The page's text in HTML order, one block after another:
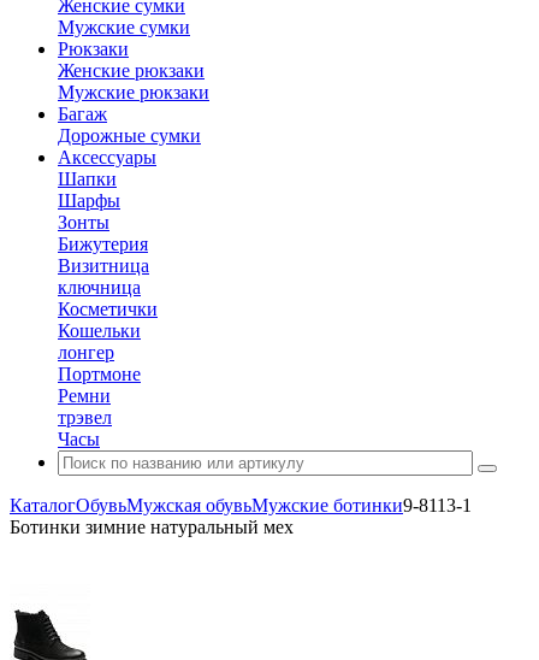
Женские сумки
Мужские сумки
Рюкзаки
Женские рюкзаки
Мужские рюкзаки
Багаж
Дорожные сумки
Аксессуары
Шапки
Шарфы
Зонты
Бижутерия
Визитница
ключница
Косметички
Кошельки
лонгер
Портмоне
Ремни
трэвел
Часы
КаталогОбувьМужская обувьМужские ботинки9-8113-1
Ботинки зимние натуральный мех